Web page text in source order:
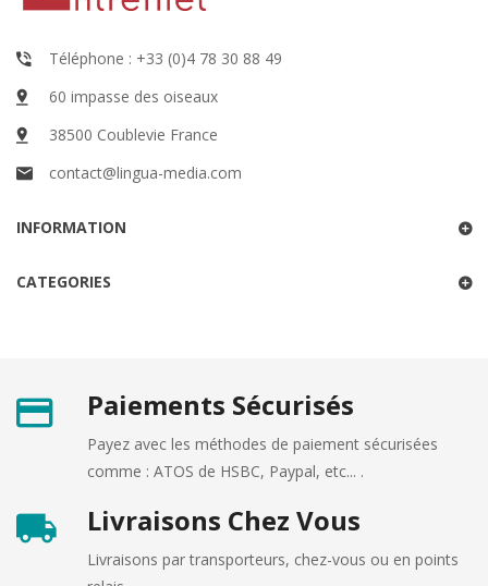
Téléphone : +33 (0)4 78 30 88 49
60 impasse des oiseaux
38500 Coublevie France
contact@lingua-media.com
INFORMATION
CATEGORIES
Paiements Sécurisés
Payez avec les méthodes de paiement sécurisées
comme : ATOS de HSBC, Paypal, etc... .
Livraisons Chez Vous
Livraisons par transporteurs, chez-vous ou en points